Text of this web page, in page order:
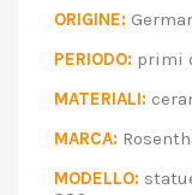
ORIGINE:
PERIODO:
MATERIALI:
MARCA:
MODELLO: